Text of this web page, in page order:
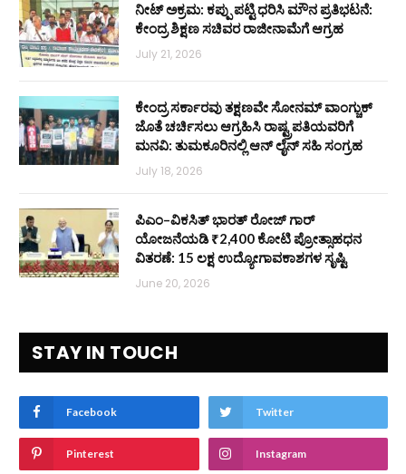
ನೀಟ್ ಅಕ್ರಮ: ಕಪ್ಪು ಪಟ್ಟಿ ಧರಿಸಿ ಮೌನ ಪ್ರತಿಭಟನೆ:
ಕೇಂದ್ರ ಶಿಕ್ಷಣ ಸಚಿವರ ರಾಜೀನಾಮೆಗೆ ಆಗ್ರಹ
July 21, 2026
ಕೇಂದ್ರ ಸರ್ಕಾರವು ತಕ್ಷಣವೇ ಸೋನಮ್ ವಾಂಗ್ಚುಕ್
ಜೊತೆ ಚರ್ಚಿಸಲು ಆಗ್ರಹಿಸಿ ರಾಷ್ಟ್ರಪತಿಯವರಿಗೆ
ಮನವಿ: ತುಮಕೂರಿನಲ್ಲಿ ಆನ್‌ ಲೈನ್ ಸಹಿ ಸಂಗ್ರಹ
July 18, 2026
ಪಿಎಂ–ವಿಕಸಿತ್ ಭಾರತ್ ರೋಜ್‌ ಗಾರ್
ಯೋಜನೆಯಡಿ ₹2,400 ಕೋಟಿ ಪ್ರೋತ್ಸಾಹಧನ
ವಿತರಣೆ: 15 ಲಕ್ಷ ಉದ್ಯೋಗಾವಕಾಶಗಳ ಸೃಷ್ಟಿ
June 20, 2026
STAY IN TOUCH
Facebook Twitter
Pinterest Instagram